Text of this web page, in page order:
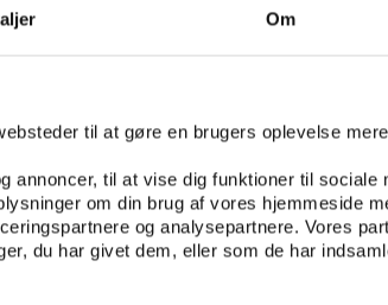
Om
til at gøre en brugers oplevelse mere
annoncer, til at vise dig funktioner til sociale
om din brug af vores hjemmeside
og analysepartnere. Vores
du har givet dem, eller som de har
spørgeskemaundersøgelse
er gennemført i 2024, men som også
muligt at sammenligne udviklingen
af et større forskningsprojekt, som Vifo
Forskning i Idræt, Sundhed og
af TrygFonden.
læse de tilhørende artikler, der